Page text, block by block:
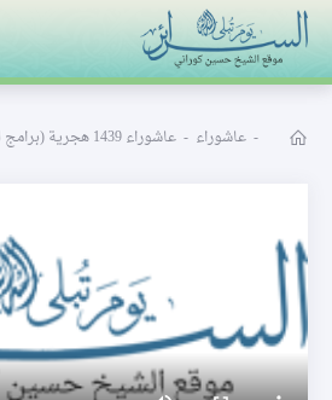
البث المباشر
- عاشوراء - عاشوراء 1439 هجرية (برامج ليالي شهر صفر)